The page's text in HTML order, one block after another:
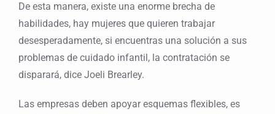
De esta manera, existe una enorme brecha de
habilidades, hay mujeres que quieren trabajar
desesperadamente, si encuentras una solución a sus
problemas de cuidado infantil, la contratación se
disparará, dice Joeli Brearley.
Las empresas deben apoyar esquemas flexibles, es